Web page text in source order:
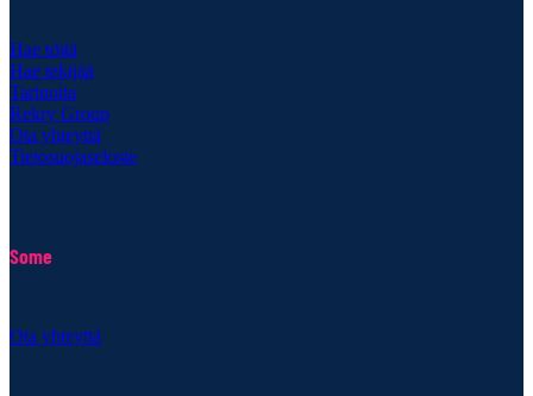
Hae töitä
Hae tekijää
Tarinoita
Rekry Group
Ota yhteyttä
Tietosuojaseloste
Some
Ota yhteyttä